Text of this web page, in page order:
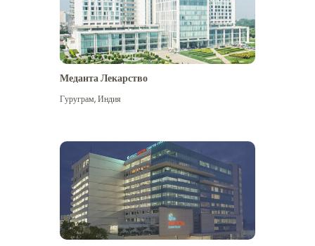
Меданта Лекарство
Гуруграм,Индия